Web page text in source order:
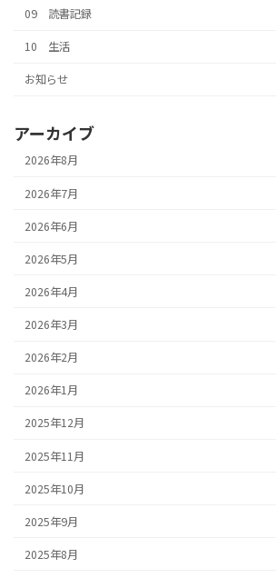
09 読書記録
10 生活
お知らせ
アーカイブ
2026年8月
2026年7月
2026年6月
2026年5月
2026年4月
2026年3月
2026年2月
2026年1月
2025年12月
2025年11月
2025年10月
2025年9月
2025年8月